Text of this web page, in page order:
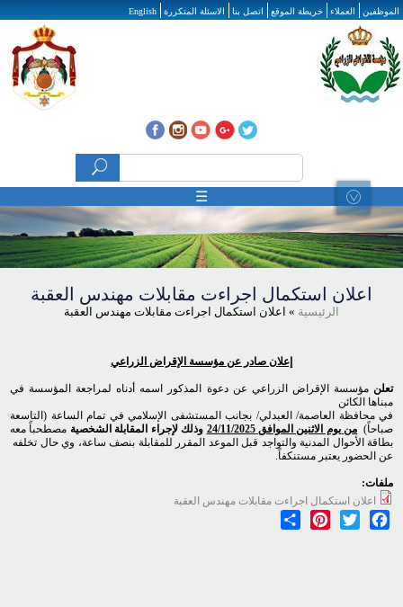
تجاوز إلى المحتوى الرئيسي
الموظفين العملاء خريطة الموقع اتصل بنا الاسئلة المتكررة English
☰
اعلان استكمال اجراءت مقابلات مهندس العقبة
الرئيسية » اعلان استكمال اجراءت مقابلات مهندس العقبة
إعلان صادر عن مؤسسة الإقراض الزراعي
تعلن مؤسسة الإقراض الزراعي عن دعوة المذكور اسمه أدناه لمراجعة المؤسسة في
مبناها الكائن
في محافظة العاصمة/ العبدلي/ بجانب المستشفى الإسلامي في تمام الساعة (التاسعة
صباحاً) من يوم الاثنين الموافق 24/11/2025 وذلك لإجراء المقابلة الشخصية مصطحباً معه
بطاقة الأحوال المدنية والتواجد قبل الموعد المقرر للمقابلة بنصف ساعة، وي حال تخلفه
عن الحضور يعتبر مستنكفاً.
ملفات:
اعلان استكمال اجراءت مقابلات مهندس العقبة
Facebook
Twitter
Pinterest